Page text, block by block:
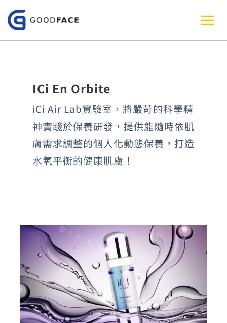
至
主
ICi En Orbite
iCi Air Lab實驗室，將嚴苛的科學精
神實踐於保養研發，提供能隨時依肌
膚需求調整的個人化動態保養，打造
水氧平衡的健康肌膚！